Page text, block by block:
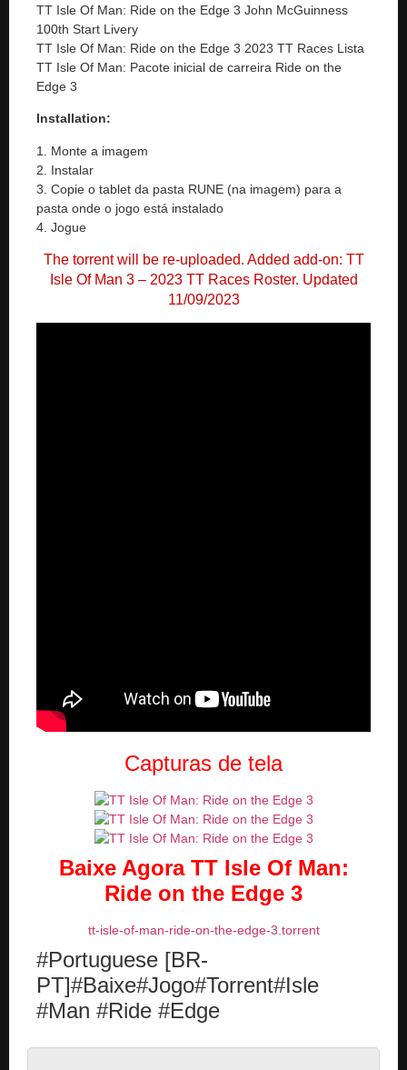
TT Isle Of Man: Ride on the Edge 3 John McGuinness
100th Start Livery
TT Isle Of Man: Ride on the Edge 3 2023 TT Races Lista
TT Isle Of Man: Pacote inicial de carreira Ride on the
Edge 3
Installation:
1. Monte a imagem
2. Instalar
3. Copie o tablet da pasta RUNE (na imagem) para a
pasta onde o jogo está instalado
4. Jogue
The torrent will be re-uploaded. Added add-on: TT
Isle Of Man 3 – 2023 TT Races Roster. Updated
11/09/2023
Capturas de tela
Baixe Agora TT Isle Of Man:
Ride on the Edge 3
tt-isle-of-man-ride-on-the-edge-3.torrent
#Portuguese [BR-
PT]#Baixe#Jogo#Torrent#Isle
#Man #Ride #Edge